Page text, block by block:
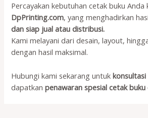
Percayakan kebutuhan cetak buku Anda
DpPrinting.com, yang menghadirkan
dan siap jual atau distribusi.
Kami melayani dari desain, layout,
dengan hasil maksimal.
Hubungi kami sekarang untuk
dapatkanpenawaran spesial cetak